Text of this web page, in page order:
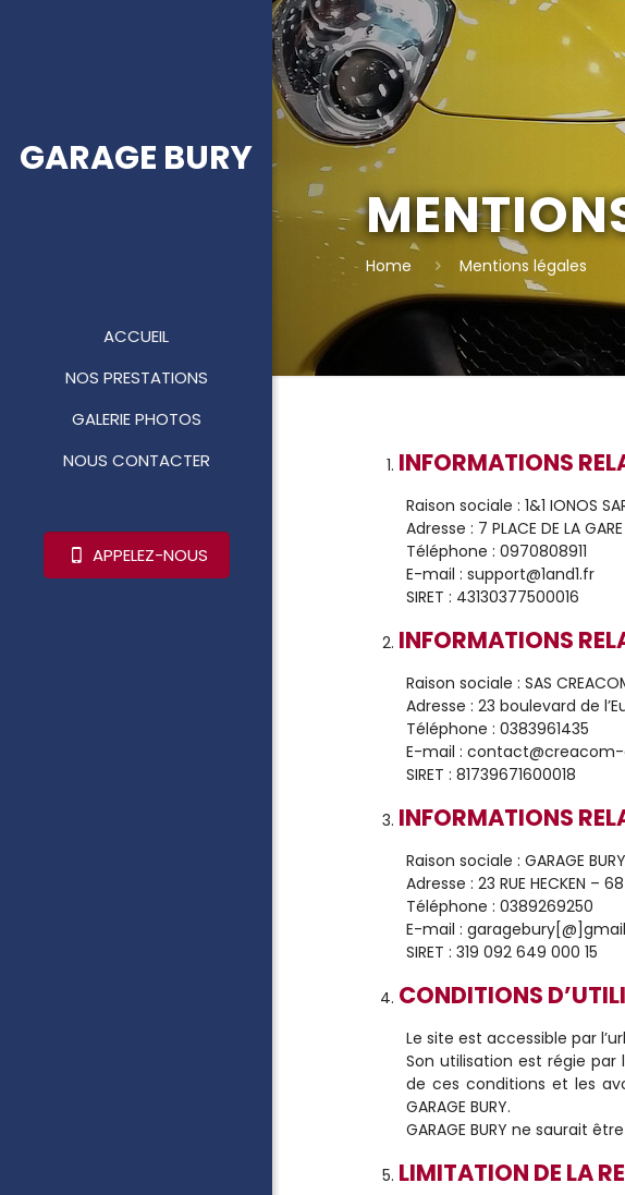
GARAGE BURY
ACCUEIL
NOS PRESTATIONS
GALERIE PHOTOS
NOUS CONTACTER
APPELEZ-NOUS
Home Mentions légales
INFORMATIONS
Raison sociale : 1&1 IONOS
Adresse : 7 PLACE DE LA
Téléphone : 0970808911
E-mail : support@1and1.fr
SIRET : 43130377500016
INFORMATIONS
Raison sociale : SAS
Adresse : 23 boulevard de
Téléphone : 0383961435
E-mail :
SIRET : 81739671600018
INFORMATIONS
Raison sociale : GARAGE BURY
Adresse : 23 RUE HECKEN –
Téléphone : 0389269250
E-mail :
SIRET : 319 092 649 000 15
CONDITIONS
Le site est accessible par
Son utilisation est régie par
de ces conditions et les
GARAGE BURY.
GARAGE BURY ne saurait
LIMITATION DE LA